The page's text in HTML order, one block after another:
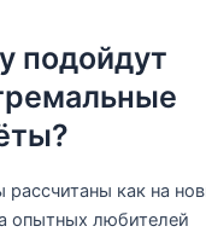
подойдут
рассчитаны как на
опытных любителей